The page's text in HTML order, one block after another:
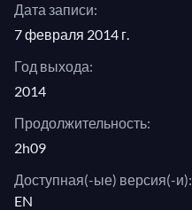
Дата записи:
7 февраля 2014 г.
Год выхода:
2014
Продолжительность:
2h09
Доступная(-ые) версия(-и):
EN